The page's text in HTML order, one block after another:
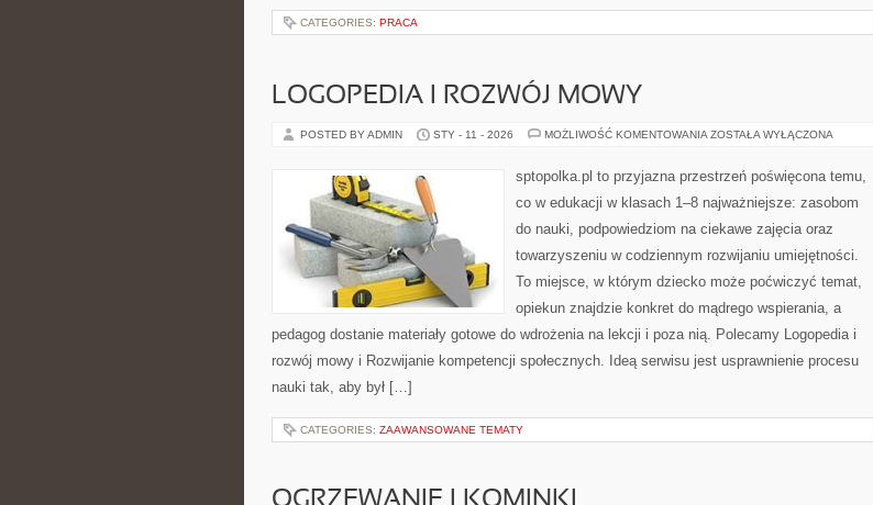
CATEGORIES: PRACA
LOGOPEDIA I ROZWÓJ MOWY
POSTED BY ADMIN STY - 11 - 2026 MOŻLIWOŚĆ KOMENTOWANIA LOGOPEDIA
MOWY
ZOSTAŁA WYŁĄCZONA
sptopolka.pl to przyjazna przestrzeń poświęcona temu,
co w edukacji w klasach 1–8 najważniejsze: zasobom
do nauki, podpowiedziom na ciekawe zajęcia oraz
towarzyszeniu w codziennym rozwijaniu umiejętności.
To miejsce, w którym dziecko może poćwiczyć temat,
opiekun znajdzie konkret do mądrego wspierania, a
pedagog dostanie materiały gotowe do wdrożenia na lekcji i poza nią. Polecamy Logopedia i
rozwój mowy i Rozwijanie kompetencji społecznych. Ideą serwisu jest usprawnienie procesu
nauki tak, aby był […]
CATEGORIES: ZAAWANSOWANE TEMATY